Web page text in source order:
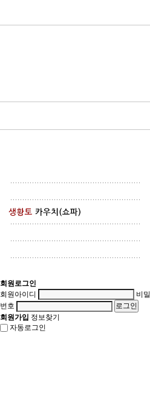
회원로그인
회원아이디
비밀
번호
회원가입 정보찾기
자동로그인